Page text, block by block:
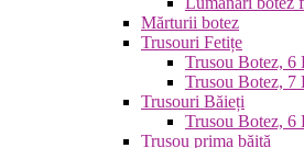
Mărturii botez
Trusouri Fetițe
Trusou Botez, 6
Trusou Botez, 7
Trusouri Băieți
Trusou Botez, 6
Trusou prima băiță